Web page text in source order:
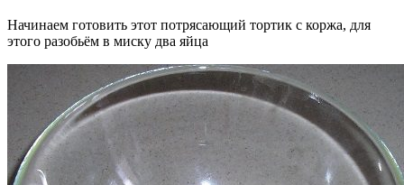
Начинаем готовить этот потрясающий тортик с коржа, для
этого разобьём в миску два яйца